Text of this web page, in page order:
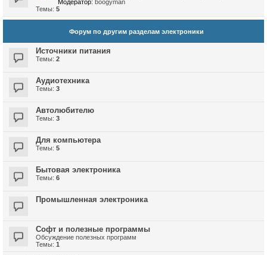
Модератор: boogyman
Темы: 5
Форум по другим разделам электроники
Источники питания
Темы: 2
Аудиотехника
Темы: 3
Автолюбителю
Темы: 3
Для компьютера
Темы: 5
Бытовая электроника
Темы: 6
Промышленная электроника
Софт и полезные программы
Обсуждение полезных программ
Темы: 1